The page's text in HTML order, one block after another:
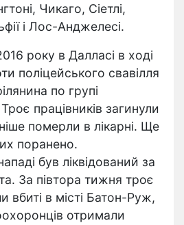
Чикаго, Сіетлі,
і Лос-Анджелесі.
року в Далласі в ході
поліцейського свавілля
по групі
працівників загинули
померли в лікарні. Ще
поранено.
був ліквідований за
За півтора тижня троє
вбиті в місті Батон-Руж,
отримали